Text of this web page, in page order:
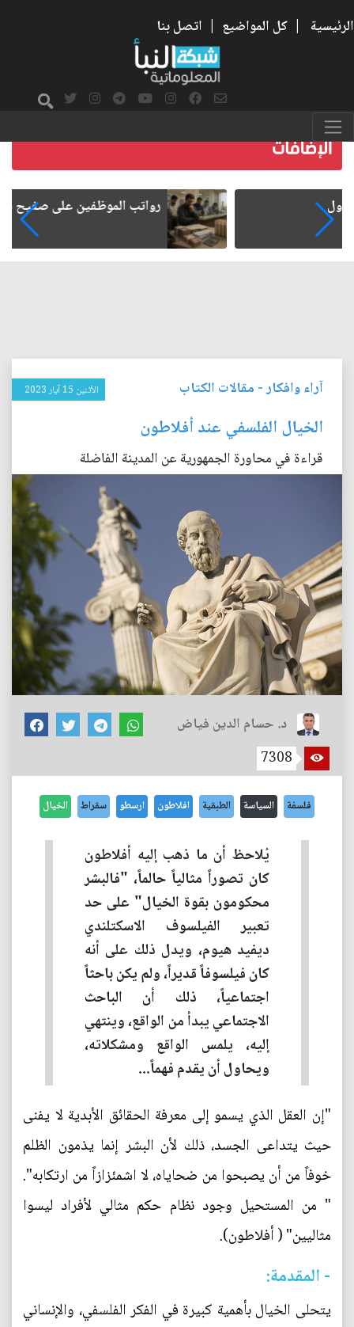
الرئيسية | كل المواضيع | اتصل بنا
رواتب الموظفين على صفيح ساخن
آراء وافكار- مقالات الكتاب الأثنين 15 آيار 2023
الخيال الفلسفي عند أفلاطون
قراءة في محاورة الجمهورية عن المدينة الفاضلة
د. حسام الدين فياض
7308
فلسفة السياسة الطبقية افلاطون ارسطو سقراط الخيال
يُلاحظ أن ما ذهب إليه أفلاطون
كان تصوراً مثالياً حالماً، "فالبشر
محكومون بقوة الخيال" على حد
تعبير الفيلسوف الاسكتلندي
ديفيد هيوم، ويدل ذلك على أنه
كان فيلسوفاً قديراً، ولم يكن باحثاً
اجتماعياً، ذلك أن الباحث
الاجتماعي يبدأ من الواقع، وينتهي
إليه، يلمس الواقع ومشكلاته،
ويحاول أن يقدم فهماً...
"إن العقل الذي يسمو إلى معرفة الحقائق الأبدية لا يفنى
حيث يتداعى الجسد، ذلك لأن البشر إنما يذمون الظلم
خوفاً من أن يصبحوا من ضحاياه، لا اشمئزازاً من ارتكابه".
" من المستحيل وجود نظام حكم مثالي لأفراد ليسوا
مثاليين" ( أفلاطون).
- المقدمة:
يتحلى الخيال بأهمية كبيرة في الفكر الفلسفي، والإنساني